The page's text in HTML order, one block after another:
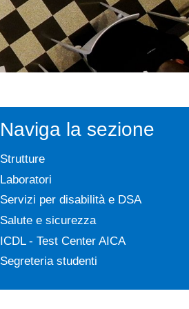
Naviga la sezione
Strutture
Laboratori
Servizi per disabilità e DSA
Salute e sicurezza
ICDL - Test Center AICA
Segreteria studenti